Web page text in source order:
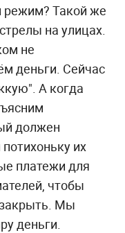
Такой же
на улицах.
не
деньги. Сейчас
А когда
должен
их
платежи для
чтобы
Мы
деньги.